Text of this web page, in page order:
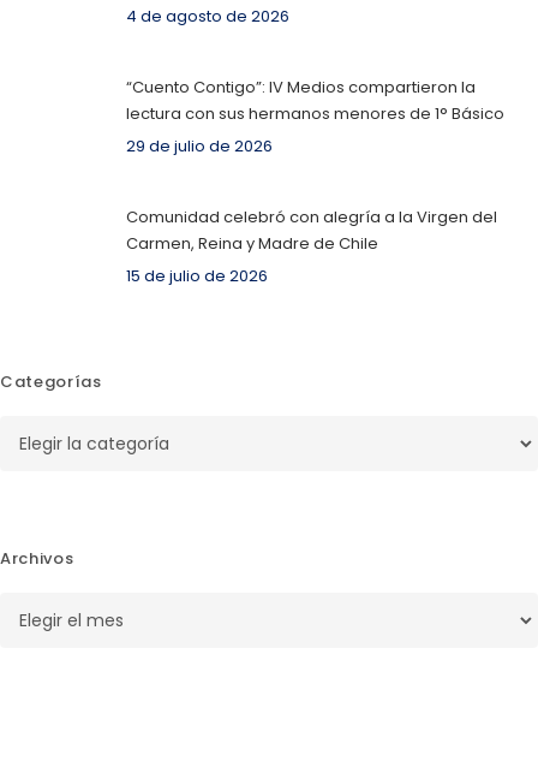
4 de agosto de 2026
“Cuento Contigo”: IV Medios compartieron la
lectura con sus hermanos menores de 1° Básico
29 de julio de 2026
Comunidad celebró con alegría a la Virgen del
Carmen, Reina y Madre de Chile
15 de julio de 2026
Categorías
Archivos